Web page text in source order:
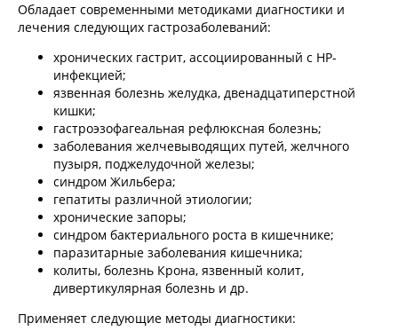
Обладает современными методиками диагностики и
лечения следующих гастрозаболеваний:
хронических гастрит, ассоциированный с НР-
инфекцией;
язвенная болезнь желудка, двенадцатиперстной
кишки;
гастроэзофагеальная рефлюксная болезнь;
заболевания желчевыводящих путей, желчного
пузыря, поджелудочной железы;
синдром Жильбера;
гепатиты различной этиологии;
хронические запоры;
синдром бактериального роста в кишечнике;
паразитарные заболевания кишечника;
колиты, болезнь Крона, язвенный колит,
дивертикулярная болезнь и др.
Применяет следующие методы диагностики: